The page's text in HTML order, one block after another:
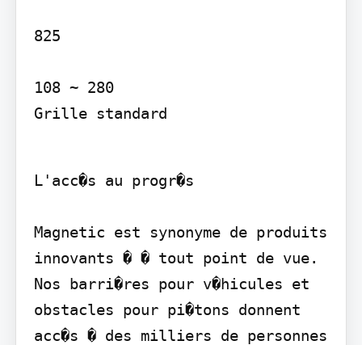
825
108 ~ 280
Grille standard
L'acc�s au progr�s
Magnetic est synonyme de produits
innovants � � tout point de vue.
Nos barri�res pour v�hicules et
obstacles pour pi�tons donnent
acc�s � des milliers de personnes